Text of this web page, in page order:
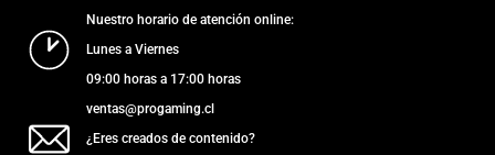
Nuestro horario de atención online:
Lunes a Viernes
09:00 horas a 17:00 horas
ventas@progaming.cl
¿Eres creados de contenido?